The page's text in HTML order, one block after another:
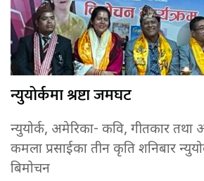
न्युयोर्कमा श्रष्टा जमघट
न्युयोर्क, अमेरिका- कवि, गीतकार तथा
कमला प्रसाईका तीन कृति शनिबार
बिमोचन